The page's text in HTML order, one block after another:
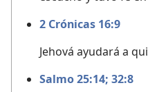
2 Crónicas 16:9
Jehová ayudará a
Salmo 25:14; 32:8